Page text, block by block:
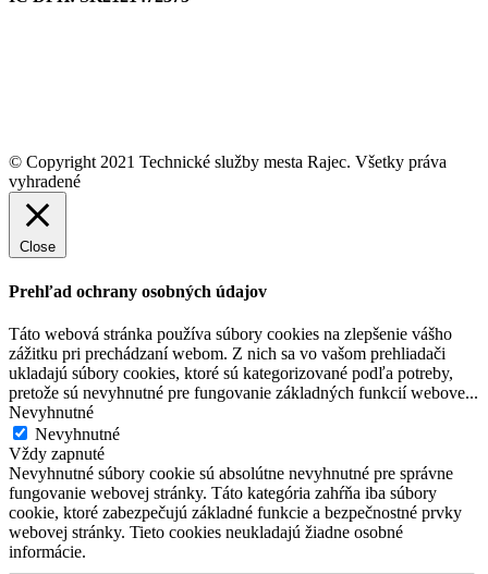
© Copyright 2021 Technické služby mesta Rajec. Všetky práva
vyhradené
Close
Prehľad ochrany osobných údajov
Táto webová stránka používa súbory cookies na zlepšenie vášho
zážitku pri prechádzaní webom. Z nich sa vo vašom prehliadači
ukladajú súbory cookies, ktoré sú kategorizované podľa potreby,
pretože sú nevyhnutné pre fungovanie základných funkcií webove...
Nevyhnutné
Nevyhnutné
Vždy zapnuté
Nevyhnutné súbory cookie sú absolútne nevyhnutné pre správne
fungovanie webovej stránky. Táto kategória zahŕňa iba súbory
cookie, ktoré zabezpečujú základné funkcie a bezpečnostné prvky
webovej stránky. Tieto cookies neukladajú žiadne osobné
informácie.